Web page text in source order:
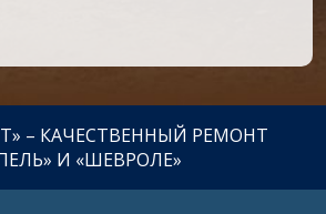
– КАЧЕСТВЕННЫЙ РЕМОНТ
И «ШЕВРОЛЕ»